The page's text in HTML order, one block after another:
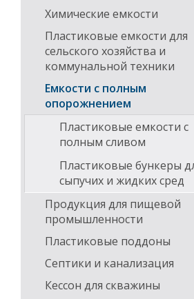
Химические емкости
Пластиковые емкости для
сельского хозяйства и
коммунальной техники
Емкости с полным
опорожнением
Пластиковые емкости с
полным сливом
Пластиковые бункеры
сыпучих и жидких сред
Продукция для пищевой
промышленности
Пластиковые поддоны
Септики и канализация
Кессон для скважины